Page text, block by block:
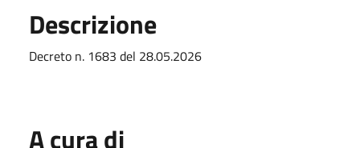
Descrizione
Decreto n. 1683 del 28.05.2026
A cura di